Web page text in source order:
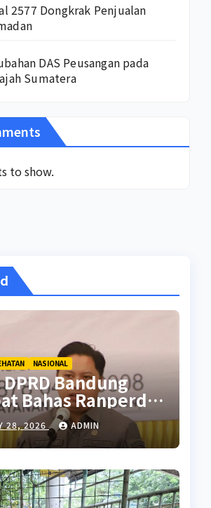
2577 Dongkrak Penjualan
DAS Peusangan pada
Sumatera
to show.
NASIONAL
Bandung
Bahas Ranperda
Seks Berisiko
28, 2026 ADMIN